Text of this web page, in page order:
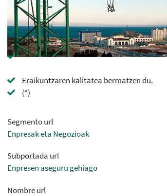
Eraikuntzaren kalitatea bermatzen du.
(*)
Segmento url
Enpresak eta Negozioak
Subportada url
Enpresen aseguru gehiago
Nombre url